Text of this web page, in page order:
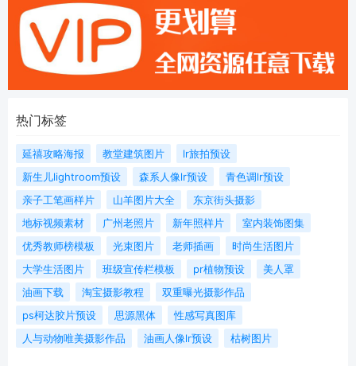
热门标签
延禧攻略海报 教堂建筑图片
lr旅拍预设
新生儿lightroom预设
森系人像lr预设
青色调lr预设
亲子工笔画样片
山羊图片大全
东京街头摄影
地标视频素材
广州老照片 新年照样片
室内装饰图集
优秀教师榜模板
光束图片 老师插画
时尚生活图片
大学生活图片
班级宣传栏模板 pr植物预设
美人罩
油画下载
淘宝摄影教程
双重曝光摄影作品
ps柯达胶片预设
思源黑体
性感写真图库
人与动物唯美摄影作品
油画人像lr预设 枯树图片